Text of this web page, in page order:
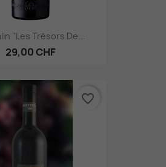
"Les Trésors De...
29,00 CHF
favorite_border